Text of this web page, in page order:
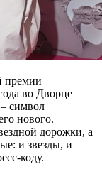
премии
во Дворце
символ
нового.
дорожки, а
и звезды, и
коду.